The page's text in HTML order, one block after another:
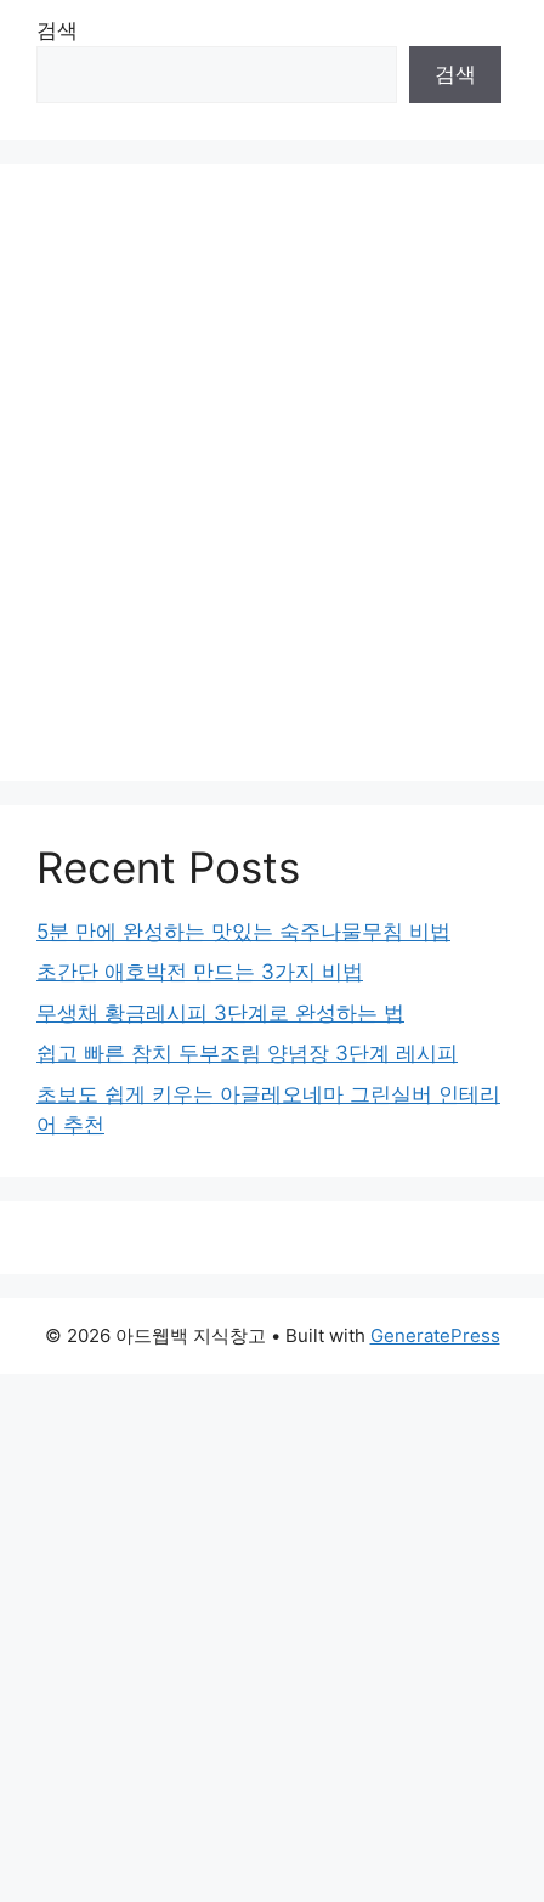
검색
검색
Recent Posts
5분 만에 완성하는 맛있는 숙주나물무침 비법
초간단 애호박전 만드는 3가지 비법
무생채 황금레시피 3단계로 완성하는 법
쉽고 빠른 참치 두부조림 양념장 3단계 레시피
초보도 쉽게 키우는 아글레오네마 그린실버 인테리
어 추천
© 2026 아드웹백 지식창고 • Built with GeneratePress